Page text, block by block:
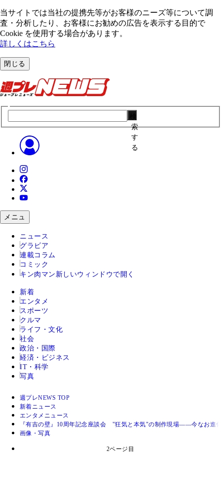
当サイトでは当社の提携先等がお客様のニーズ等について調
査・分析したり、お客様にお勧めの広告を表⽰する⽬的で
Cookie を使⽤する場合があります。
詳しくはこちら
閉じる
索
す
る
メニュ
ニュース
グラビア
連載コラム
コミック
キン肉マン 新しいウィンドウで開く
新着
エンタメ
スポーツ
クルマ
ライフ・文化
社会
政治・国際
経済・ビジネス
IT・科学
写真
週プレNEWS TOP
新着ニュース
エンタメニュース
『有吉の壁』10周年記念座談会 "狂気と本気"の制作現場――今なお進
画像・写真
2ページ目